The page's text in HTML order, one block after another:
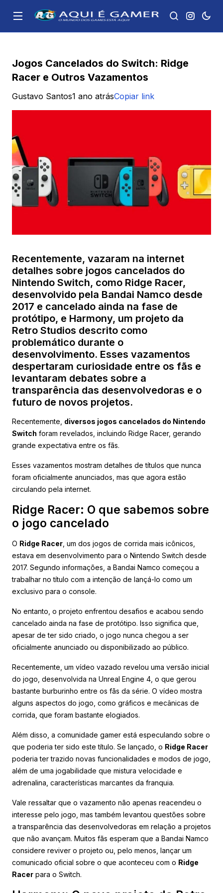
Jogos Cancelados do Switch: Ridge
Racer e Outros Vazamentos
Gustavo Santos1 ano atrásCopiar link
Recentemente, vazaram na internet
detalhes sobre jogos cancelados do
Nintendo Switch, como Ridge Racer,
desenvolvido pela Bandai Namco desde
2017 e cancelado ainda na fase de
protótipo, e Harmony, um projeto da
Retro Studios descrito como
problemático durante o
desenvolvimento. Esses vazamentos
despertaram curiosidade entre os fãs e
levantaram debates sobre a
transparência das desenvolvedoras e o
futuro de novos projetos.
Recentemente, diversos jogos cancelados do Nintendo
Switch foram revelados, incluindo Ridge Racer, gerando
grande expectativa entre os fãs.
Esses vazamentos mostram detalhes de títulos que nunca
foram oficialmente anunciados, mas que agora estão
circulando pela internet.
Ridge Racer: O que sabemos sobre
o jogo cancelado
O Ridge Racer , um dos jogos de corrida mais icônicos,
estava em desenvolvimento para o Nintendo Switch desde
2017. Segundo informações, a Bandai Namco começou a
trabalhar no título com a intenção de lançá-lo como um
exclusivo para o console.
No entanto, o projeto enfrentou desafios e acabou sendo
cancelado ainda na fase de protótipo. Isso significa que,
apesar de ter sido criado, o jogo nunca chegou a ser
oficialmente anunciado ou disponibilizado ao público.
Recentemente, um vídeo vazado revelou uma versão inicial
do jogo, desenvolvida na Unreal Engine 4, o que gerou
bastante burburinho entre os fãs da série. O vídeo mostra
alguns aspectos do jogo, como gráficos e mecânicas de
corrida, que foram bastante elogiados.
Além disso, a comunidade gamer está especulando sobre o
que poderia ter sido este título. Se lançado, o Ridge Racer
poderia ter trazido novas funcionalidades e modos de jogo,
além de uma jogabilidade que mistura velocidade e
adrenalina, características marcantes da franquia.
Vale ressaltar que o vazamento não apenas reacendeu o
interesse pelo jogo, mas também levantou questões sobre
a transparência das desenvolvedoras em relação a projetos
que não avançam. Muitos fãs esperam que a Bandai Namco
considere reviver o projeto ou, pelo menos, lançar um
comunicado oficial sobre o que aconteceu com o Ridge
Racer para o Switch.